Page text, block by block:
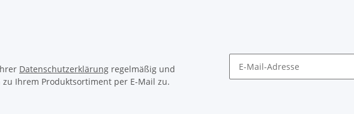
Datenschutzerklärung regelmäßig und
Ihrem Produktsortiment per E-Mail zu.